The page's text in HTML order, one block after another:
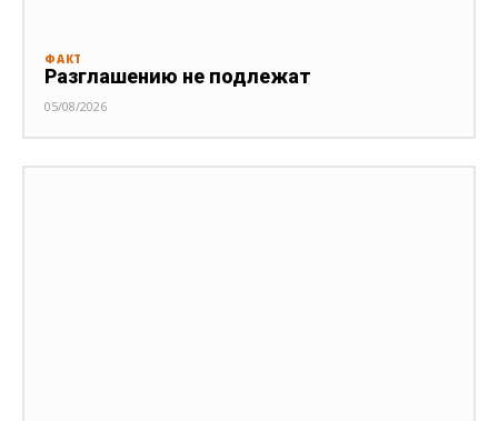
ФАКТ
Разглашению не подлежат
05/08/2026